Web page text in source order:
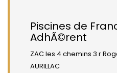
Piscines de
AdhÃ©rent
ZAC les 4 chemins 3 r
AURILLAC